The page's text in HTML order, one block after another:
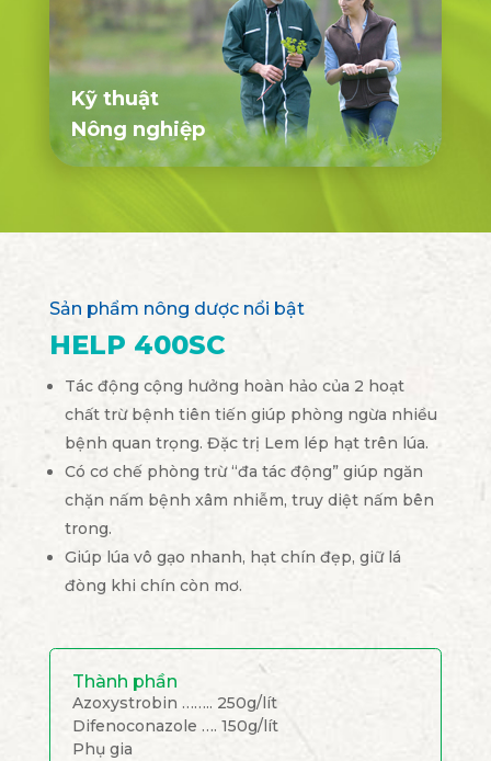
Kỹ thuật
Nông nghiệp
Sản phẩm nông dược nổi bật
HELP 400SC
Tác động cộng hưởng hoàn hảo của 2 hoạt
chất trừ bệnh tiên tiến giúp phòng ngừa nhiều
bệnh quan trọng. Đặc trị Lem lép hạt trên lúa.
Có cơ chế phòng trừ “đa tác động” giúp ngăn
chặn nấm bệnh xâm nhiễm, truy diệt nấm bên
trong.
Giúp lúa vô gạo nhanh, hạt chín đẹp, giữ lá
đòng khi chín còn mơ.
Thành phần
Azoxystrobin …….. 250g/lít
Difenoconazole …. 150g/lít
Phụ gia